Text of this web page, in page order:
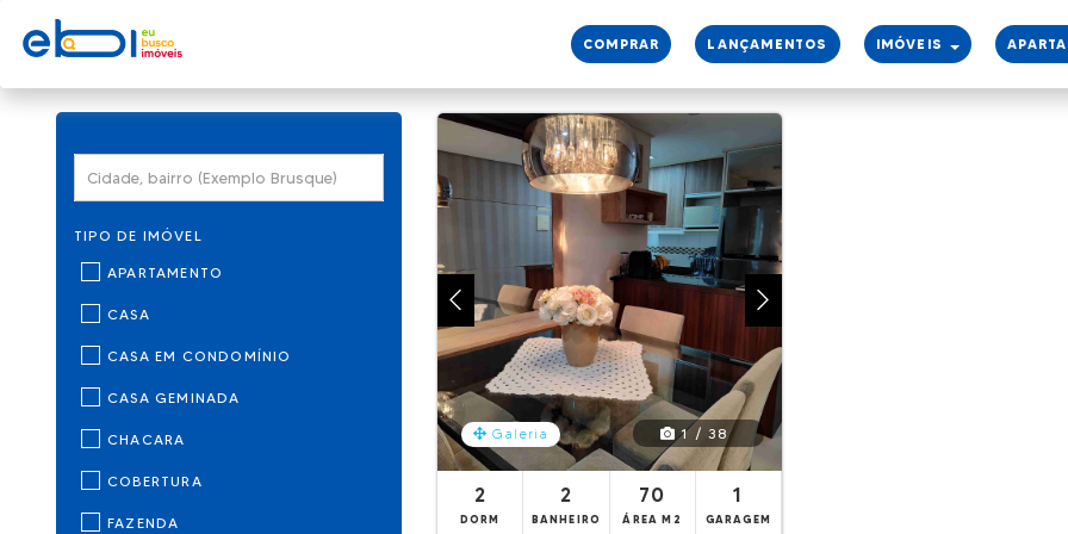
COMPRAR LANÇAMENTOS IMÓVEIS
TIPO DE IMÓVEL
APARTAMENTO
CASA
CASA EM CONDOMÍNIO
CASA GEMINADA
CHACARA
COBERTURA
FAZENDA
Galeria 1 / 38
2
DORM
2
BANHEIRO
70
ÁREA M2
1
GARAGEM